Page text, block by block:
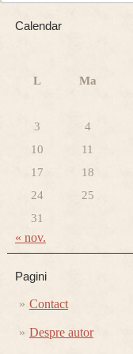
Calendar
L Ma
3
4
10
11
17
18
24
25
31
« nov.
Pagini
Contact
Despre autor